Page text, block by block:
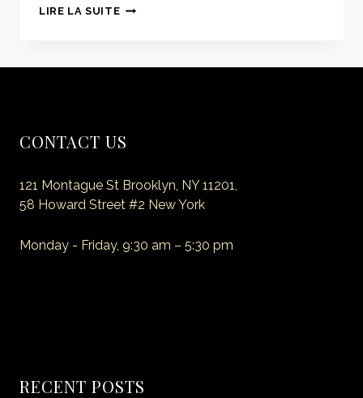
LIRE LA SUITETHE
CONTACT US
121 Montague St Brooklyn, NY 11201,
58 Howard Street #2 New York
Monday - Friday, 9:30 am – 5:30 pm
RECENT POSTS